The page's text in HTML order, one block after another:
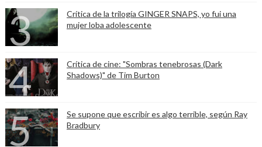
Crítica de la trilogía GINGER SNAPS, yo fui una
mujer loba adolescente
Crítica de cine: "Sombras tenebrosas (Dark
Shadows)" de Tim Burton
Se supone que escribir es algo terrible, según Ray
Bradbury